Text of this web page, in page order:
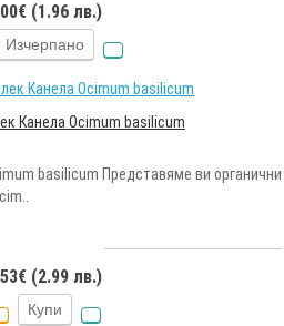
(1.96 лв.)
Изчерпано
Канела Ocimum basilicum
basilicum Представяме ви органични
(2.99 лв.)
Купи